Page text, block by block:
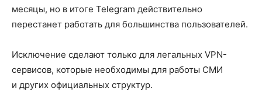
месяцы, но в итоге Telegram действительно
перестанет работать для большинства пользователей.
Исключение сделают только для легальных VPN-
сервисов, которые необходимы для работы СМИ
и других официальных структур.